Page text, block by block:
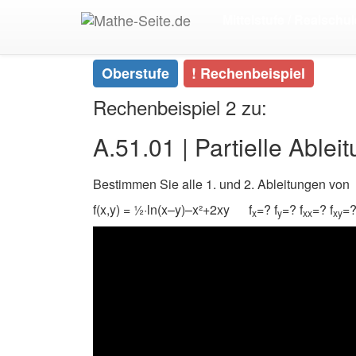
Start Oberstufe
Oberstufe ! Rechenbeispiel
Rechenbeispiel 2 zu:
A.51.01 | Partielle
Bestimmen Sie alle 1. und 2. Ableitungen von
f(x,y) = ½·ln(x–y)–x²+2xy fx=? fy=? fxx=? fxy